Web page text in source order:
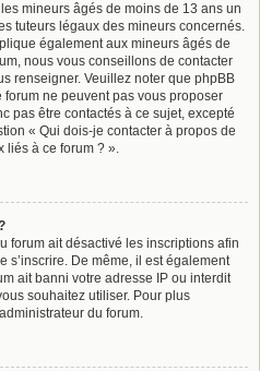
mineurs âgés de moins de 13 ans un
tuteurs légaux des mineurs concernés.
également aux mineurs âgés de
nous vous conseillons de contacter
renseigner. Veuillez noter que phpBB
ne peuvent pas vous proposer
pas être contactés à ce sujet, excepté
« Qui dois-je contacter à propos de
liés à ce forum ? ».
forum ait désactivé les inscriptions afin
s’inscrire. De même, il est également
ait banni votre adresse IP ou interdit
souhaitez utiliser. Pour plus
du forum.